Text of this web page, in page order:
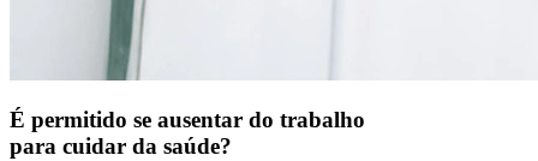
É permitido se ausentar do trabalho
para cuidar da saúde?